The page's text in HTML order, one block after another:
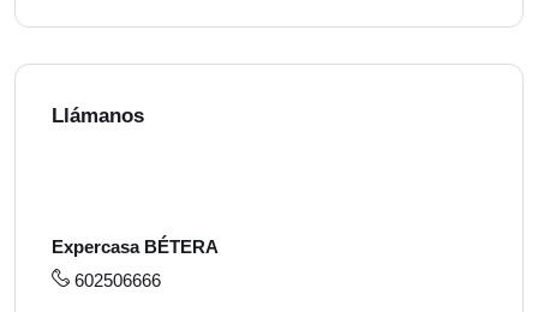
Llámanos
Expercasa BÉTERA
602506666